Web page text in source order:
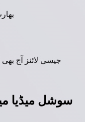
✔
سوشل میڈیا